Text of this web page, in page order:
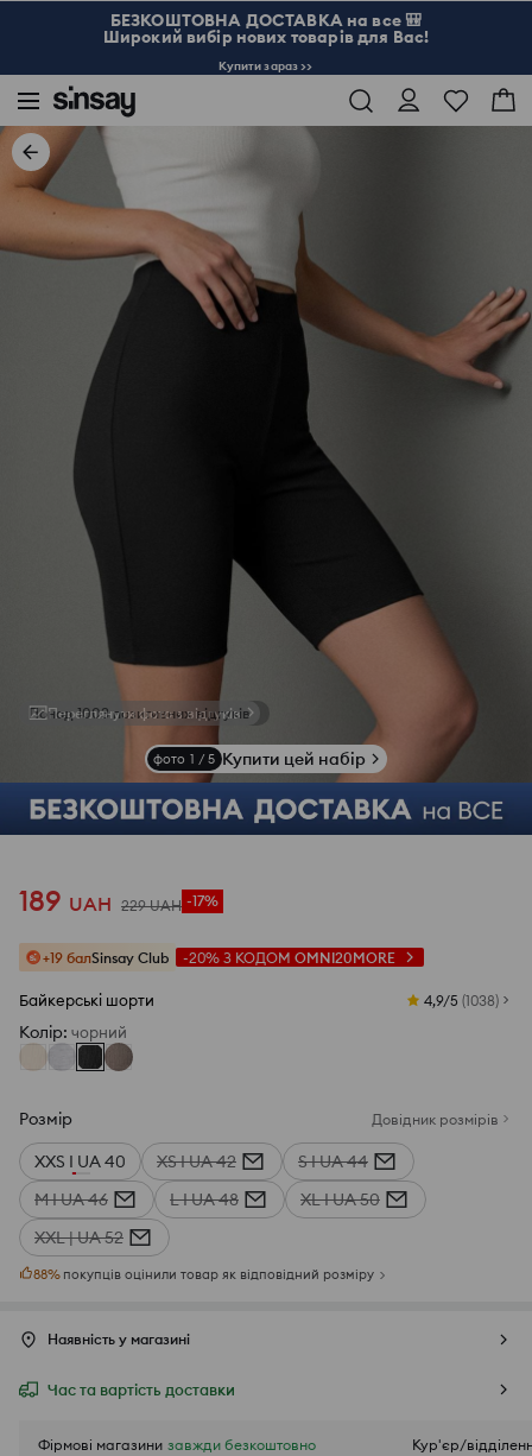
БЕЗКОШТОВНА ДОСТАВКА на все 🎒
Широкий вибір нових товарів для Вас!
Купити зараз >>
Переглянути фото з відгуків
фото 1 / 5 Купити цей набір
189 UAH 229 UAH -17%
+19 балSinsay Club -20% З КОДОМ OMNI20MORE
Байкерські шорти 4,9/5 (1038)
Колір: чорний
Розмір Довідник розмірів
XXS I UA 40 XS I UA 42
S I UA 44
M I UA 46
L I UA 48
XL I UA 50
XXL | UA 52
88% покупців оцінили товар як відповідний розміру
Наявність у магазині
Час та вартість доставки
Фірмові магазини завжди безкоштовно
Кур'єр/